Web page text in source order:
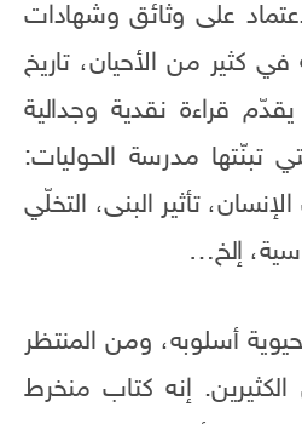
على وثائق وشهادات
كثير من الأحيان، تاريخ
قراءة نقدية وجدالية
تبنّتها مدرسة الحوليات:
تأثير البنى، التخلّي
إلخ…
أسلوبه، ومن المنتظر
إنه كتاب منخرط